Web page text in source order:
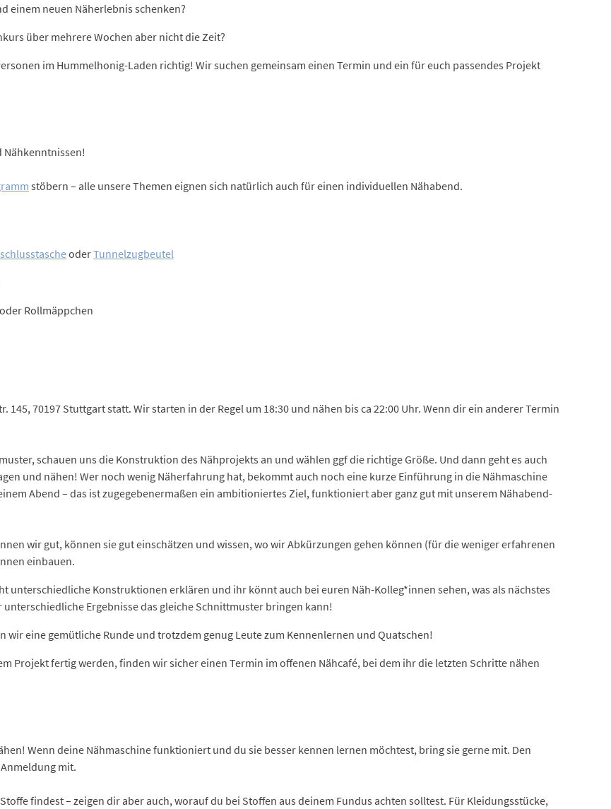
einem neuen Näherlebnis schenken?
über mehrere Wochen aber nicht die Zeit?
im Hummelhonig-Laden richtig! Wir suchen gemeinsam einen Termin und ein für euch passendes Projekt
Nähkenntnissen!
stöbern – alle unsere Themen eignen sich natürlich auch für einen individuellen Nähabend.
oderTunnelzugbeutel
Rollmäppchen
70197 Stuttgart statt. Wir starten in der Regel um 18:30 und nähen bis ca 22:00 Uhr. Wenn dir ein anderer Termin
schauen uns die Konstruktion des Nähprojekts an und wählen ggf die richtige Größe. Und dann geht es auch
und nähen! Wer noch wenig Näherfahrung hat, bekommt auch noch eine kurze Einführung in die Nähmaschine
Abend – das ist zugegebenermaßen ein ambitioniertes Ziel, funktioniert aber ganz gut mit unserem Nähabend-
wir gut, können sie gut einschätzen und wissen, wo wir Abkürzungen gehen können (für die weniger erfahrenen
einbauen.
unterschiedliche Konstruktionen erklären und ihr könnt auch bei euren Näh-Kolleg*innen sehen, was als nächstes
Ergebnisse das gleiche Schnittmuster bringen kann!
wir eine gemütliche Runde und trotzdem genug Leute zum Kennenlernen und Quatschen!
Projekt fertig werden, finden wir sicher einen Termin im offenen Nähcafé, bei dem ihr die letzten Schritte nähen
Wenn deine Nähmaschine funktioniert und du sie besser kennen lernen möchtest, bring sie gerne mit. Den
mit.
findest – zeigen dir aber auch, worauf du bei Stoffen aus deinem Fundus achten solltest. Für Kleidungsstücke,